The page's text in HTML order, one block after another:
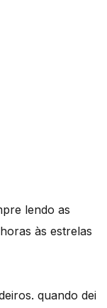
lendo as
às estrelas
quando dei